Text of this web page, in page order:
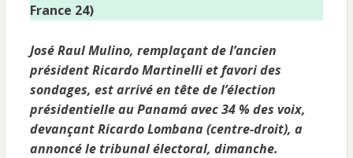
France 24)
José Raul Mulino, remplaçant de l’ancien
président Ricardo Martinelli et favori des
sondages, est arrivé en tête de l’élection
présidentielle au Panamá avec 34 % des voix,
devançant Ricardo Lombana (centre-droit), a
annoncé le tribunal électoral, dimanche.